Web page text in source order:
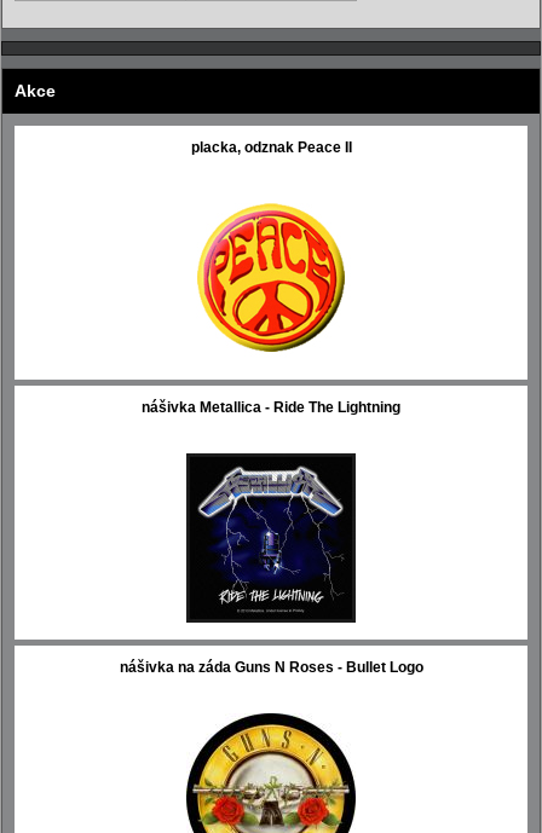
Akce
placka, odznak Peace II
nášivka Metallica - Ride The Lightning
nášivka na záda Guns N Roses - Bullet Logo